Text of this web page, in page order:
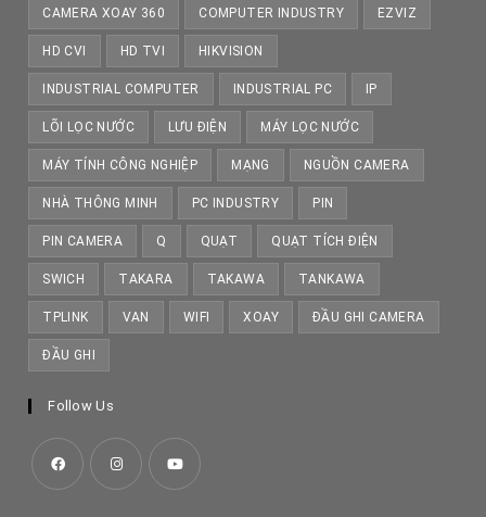
CAMERA XOAY 360 COMPUTER INDUSTRY EZVIZ
HD CVI HD TVI HIKVISION
INDUSTRIAL COMPUTER INDUSTRIAL PC IP
LÕI LỌC NƯỚC LƯU ĐIỆN MÁY LỌC NƯỚC
MÁY TÍNH CÔNG NGHIỆP MẠNG NGUỒN CAMERA
NHÀ THÔNG MINH PC INDUSTRY PIN
PIN CAMERA Q QUẠT QUẠT TÍCH ĐIỆN
SWICH TAKARA TAKAWA TANKAWA
TPLINK VAN WIFI XOAY ĐẦU GHI CAMERA
ĐẦU GHI
Follow Us